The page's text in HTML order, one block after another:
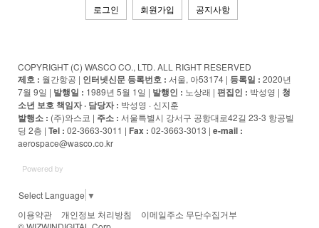
로그인 회원가입 공지사항
COPYRIGHT (C) WASCO CO., LTD. ALL RIGHT RESERVED
제호 : 월간항공 | 인터넷신문 등록번호 : 서울, 아53174 | 등록일 : 2020년
7월 9일 | 발행일 : 1989년 5월 1일 | 발행인 : 노상래 | 편집인 : 박성영 | 청
소년 보호 책임자 · 담당자: 박성영 · 신지훈
발행소 : (주)와스코 | 주소 : 서울특별시 강서구 공항대로42길 23-3 항공빌
딩 2층 | Tel : 02-3663-3011 | Fax : 02-3663-3013 | e-mail :
aerospace@wasco.co.kr
Powered by
Select Language ▼
이용약관
개인정보 처리방침
이메일주소 무단수집거부